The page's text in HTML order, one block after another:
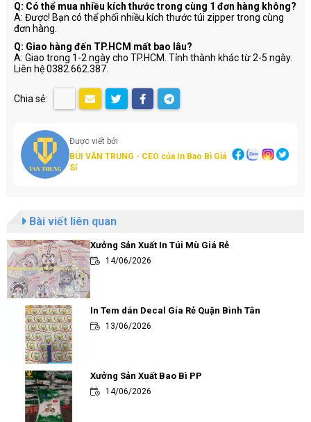
Q: Có thể mua nhiều kích thước trong cùng 1 đơn hàng không?
A: Được! Bạn có thể phối nhiều kích thước túi zipper trong cùng
đơn hàng.
Q: Giao hàng đến TP.HCM mất bao lâu?
A: Giao trong 1-2 ngày cho TP.HCM. Tỉnh thành khác từ 2-5 ngày.
Liên hệ 0382.662.387.
Chia sẻ:
Được viết bởi
BÙI VĂN TRUNG - CEO của In Bao Bì Giá
Sỉ
Bài viết liên quan
Xưởng Sản Xuất In Túi Mù Giá Rẻ
14/06/2026
In Tem dán Decal Gía Rẻ Quận Bình Tân
13/06/2026
Xưởng Sản Xuất Bao Bì PP
14/06/2026